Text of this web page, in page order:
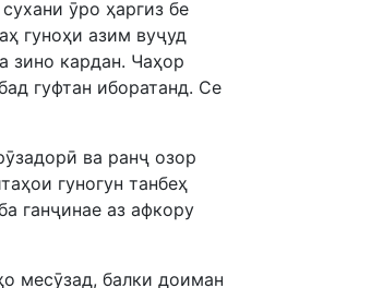
ӯро ҳаргиз бе
гуноҳи азим вуҷуд
зино кардан. Чаҳор
гуфтан иборатанд. Се
ва ранҷ озор
гуногун танбеҳ
ганҷинае аз афкору
месӯзад, балки доиман